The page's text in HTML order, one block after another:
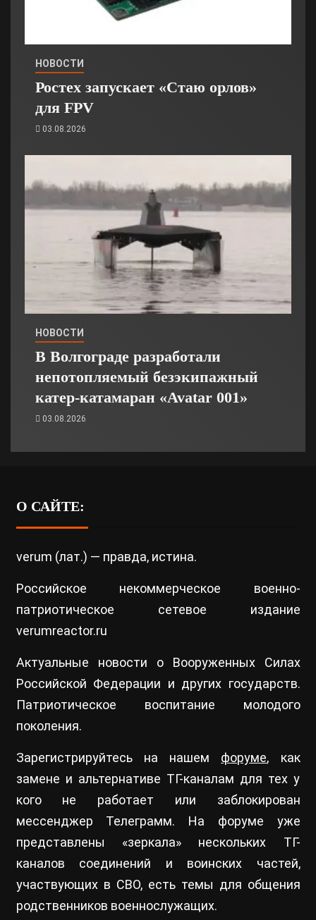
НОВОСТИ
Ростех запускает «Стаю орлов»
для FPV
03.08.2026
НОВОСТИ
В Волгограде разработали
непотопляемый безэкипажный
катер-катамаран «Avatar 001»
03.08.2026
О САЙТЕ:
verum (лат.) — правда, истина.
Российское некоммерческое военно-
патриотическое сетевое издание
verumreactor.ru
Актуальные новости о Вооруженных Силах
Российской Федерации и других государств.
Патриотическое воспитание молодого
поколения.
Зарегистрируйтесь на нашем форуме, как
замене и альтернативе ТГ-каналам для тех у
кого не работает или заблокирован
мессенджер Телеграмм. На форуме уже
представлены «зеркала» нескольких ТГ-
каналов соединений и воинских частей,
участвующих в СВО, есть темы для общения
родственников военнослужащих.